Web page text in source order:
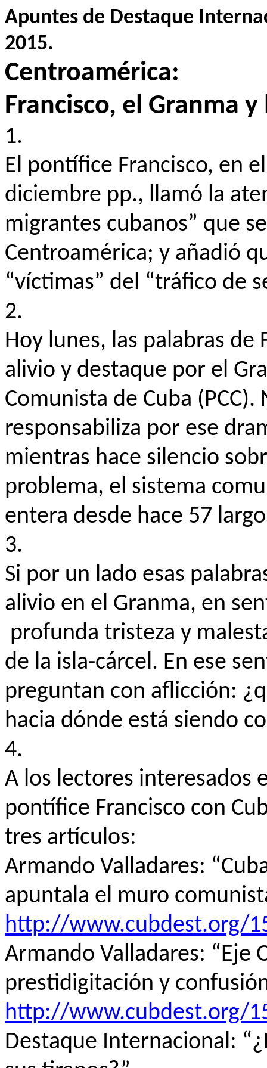
Apuntes de Destaque
2015.
Centroamérica:
Francisco, el Granma
1.
El pontífice Francisco, en
diciembre pp., llamó la
migrantes cubanos” que
Centroamérica; y añadió
“víctimas” del “tráfico de
2.
Hoy lunes, las palabras de
alivio y destaque por el
Comunista de Cuba
responsabiliza por ese
mientras hace silencio
problema, el sistema
entera desde hace 57
3.
Si por un lado esas
alivio en el Granma, en
profunda tristeza y
de la isla-cárcel. En ese
preguntan con aflicción:
hacia dónde está siendo
4.
A los lectores interesados
pontífice Francisco con
tres artículos:
Armando Valladares:
apuntala el muro
http://www.cubdest.org/
Armando Valladares: “Eje
prestidigitación y
http://www.cubdest.org/
Destaque Internacional: